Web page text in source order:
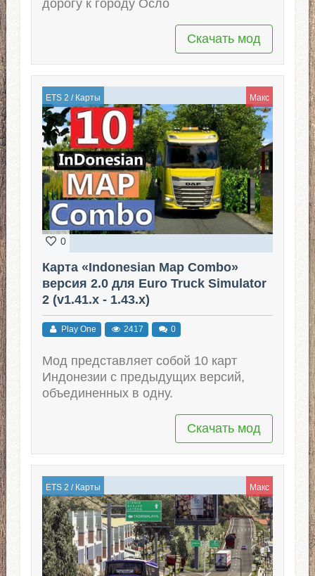
дорогу к городу Осло
Скачать мод
ETS 2 / Карты Макс
0
Карта «Indonesian Map Combo»
версия 2.0 для Euro Truck Simulator
2 (v1.41.x - 1.43.x)
Play One 2417 0
Мод представляет собой 10 карт
Индонезии с предыдущих версий,
объединенных в одну.
Скачать мод
ETS 2 / Карты Макс